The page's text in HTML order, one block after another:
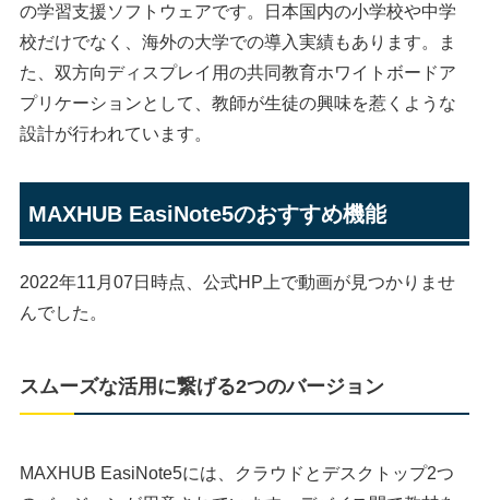
の学習支援ソフトウェアです。日本国内の小学校や中学
校だけでなく、海外の大学での導入実績もあります。ま
た、双方向ディスプレイ用の共同教育ホワイトボードア
プリケーションとして、教師が生徒の興味を惹くような
設計が行われています。
MAXHUB EasiNote5のおすすめ機能
2022年11月07日時点、公式HP上で動画が見つかりませ
んでした。
スムーズな活用に繋げる2つのバージョン
MAXHUB EasiNote5には、クラウドとデスクトップ2つ